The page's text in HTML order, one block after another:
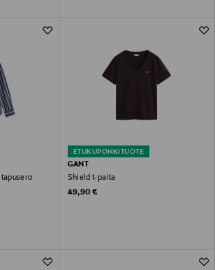
ETUKUPONKITUOTE
GANT
Shield t-paita
Original Price
49,90 €